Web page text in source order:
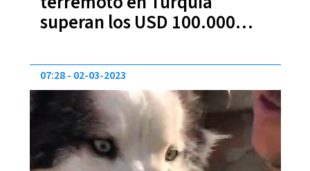
superan los USD 100.000
07:28 02-03-2023